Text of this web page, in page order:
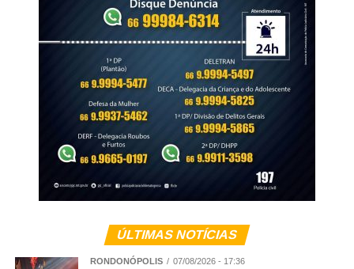
ÚLTIMAS NOTÍCIAS
RONDONÓPOLIS 07/08/2026 - 17:36